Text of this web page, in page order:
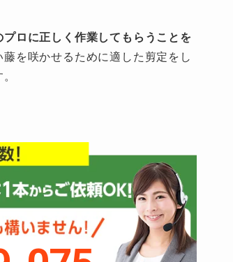
ロに正しく作業してもらうことを
を咲かせるために適した剪定をし